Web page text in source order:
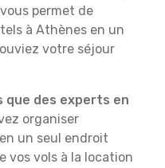
permet de
à Athènes en un
votre séjour
que des experts en
organiser
un seul endroit
vos vols à la location